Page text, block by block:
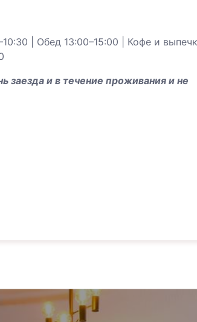
| Обед 13:00–15:00 | Кофе и
заезда и в течение проживания и не